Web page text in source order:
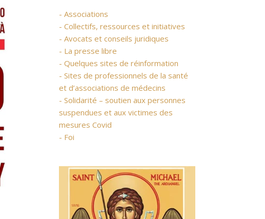
- Associations
- Collectifs, ressources et initiatives
- Avocats et conseils juridiques
- La presse libre
- Quelques sites de réinformation
- Sites de professionnels de la santé
et d’associations de médecins
- Solidarité – soutien aux personnes
suspendues et aux victimes des
mesures Covid
- Foi